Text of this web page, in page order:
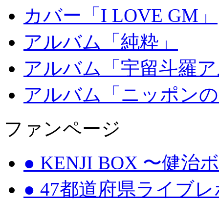
カバー「I LOVE GM」
アルバム「純粋」
アルバム「宇留斗羅
アルバム「ニッポン
ファンページ
● KENJI BOX 〜健治
● 47都道府県ライブ